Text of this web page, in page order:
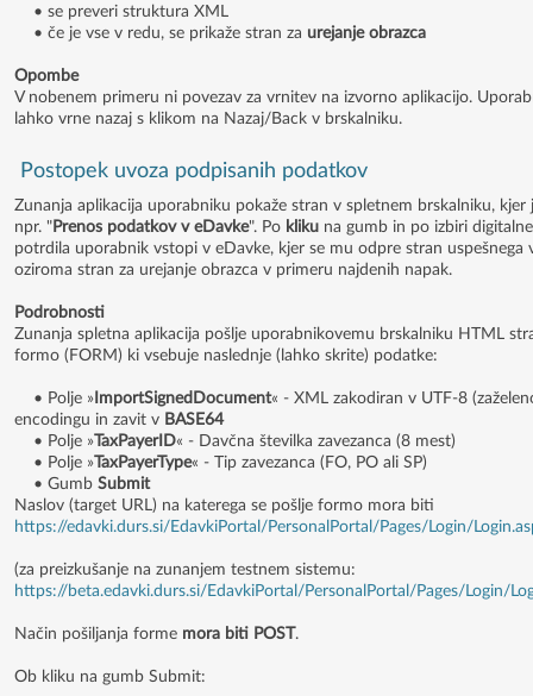
• se preveri struktura XML
• če je vse v redu, se prikaže stran za urejanje obrazca
Opombe
V nobenem primeru ni povezav za vrnitev na izvorno aplikacijo.
lahko vrne nazaj s klikom na Nazaj/Back v brskalniku.
Postopek uvoza podpisanih podatkov
Zunanja aplikacija uporabniku pokaže stran v spletnem brskalniku, kjer
npr. " Prenos podatkov v eDavke". Po kliku na gumb in po izbiri
potrdila uporabnik vstopi v eDavke, kjer se mu odpre stran uspešnega
oziroma stran za urejanje obrazca v primeru najdenih napak.
Podrobnosti
Zunanja spletna aplikacija pošlje uporabnikovemu brskalniku HTML
formo (FORM) ki vsebuje naslednje (lahko skrite) podatke:
• Polje » ImportSignedDocument« - XML zakodiran v UTF-8
encodingu in zavit v BASE64
• Polje » TaxPayerID« - Davčna številka zavezanca (8 mest)
• Polje » TaxPayerType« - Tip zavezanca (FO, PO ali SP)
• Gumb Submit
Naslov (target URL) na katerega se pošlje formo mora biti
https://edavki.durs.si/EdavkiPortal/PersonalPortal/Pages/Login/
(za preizkušanje na zunanjem testnem sistemu:
https://beta.edavki.durs.si/EdavkiPortal/PersonalPortal/Pages/Login/
Način pošiljanja forme mora biti POST .
Ob kliku na gumb Submit: